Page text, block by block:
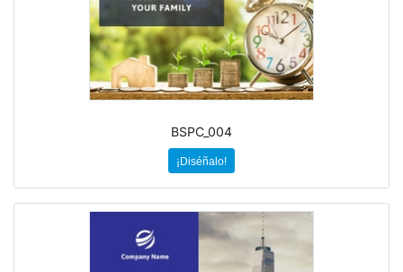
BSPC_004
¡Diséñalo!